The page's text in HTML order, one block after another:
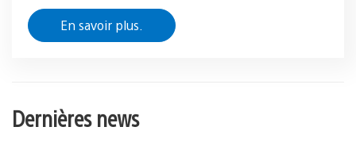
En savoir plus.
Dernières news